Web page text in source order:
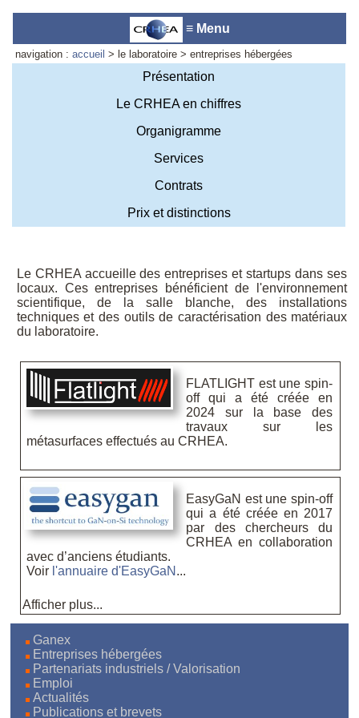
≡ Menu
navigation :accueil > le laboratoire > entreprises hébergées
Présentation
Le CRHEA en chiffres
Organigramme
Services
Contrats
Prix et distinctions
Le CRHEA accueille des entreprises et startups dans ses
locaux. Ces entreprises bénéficient de l'environnement
scientifique, de la salle blanche, des installations
techniques et des outils de caractérisation des matériaux
du laboratoire.
FLATLIGHT est une spin-
off qui a été créée en
2024 sur la base des
travaux sur les
métasurfaces effectués au CRHEA.
EasyGaN est une spin-off
qui a été créée en 2017
par des chercheurs du
CRHEA en collaboration
avec d’anciens étudiants.
Voir l'annuaire d'EasyGaN ...
Ganex
Entreprises hébergées
Partenariats industriels / Valorisation
Emploi
Actualités
Publications et brevets
Marie Cornuet
Téléphone: +33 4 93 95 42 00
Webmestre